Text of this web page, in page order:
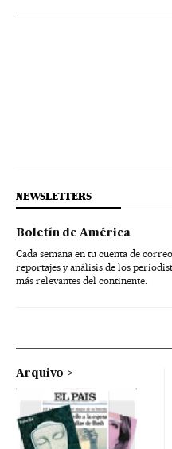
NEWSLETTERS
Boletín de América
Cada semana en tu cuenta de
reportajes y análisis de los
más relevantes del continente.
Arquivo